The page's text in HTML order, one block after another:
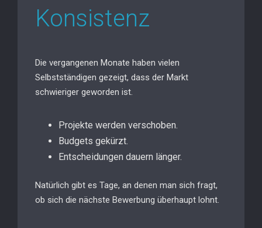
Konsistenz
Die vergangenen Monate haben vielen
Selbstständigen gezeigt, dass der Markt
schwieriger geworden ist.
Projekte werden verschoben.
Budgets gekürzt.
Entscheidungen dauern länger.
Natürlich gibt es Tage, an denen man sich fragt,
ob sich die nächste Bewerbung überhaupt lohnt.